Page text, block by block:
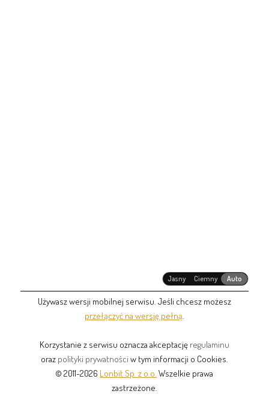
Jasny Ciemny Auto
Używasz wersji mobilnej serwisu. Jeśli chcesz możesz
przełączyć na wersję pełną
Korzystanie z serwisu oznacza akceptację regulaminu
oraz polityki prywatności w tym informacji o Cookies.
© 2011-2026 Lonbit Sp. z o.o. Wszelkie prawa
zastrzeżone.